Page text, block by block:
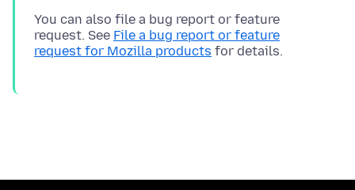
You can also file a bug report or feature
request. See File a bug report or feature
request for Mozilla products